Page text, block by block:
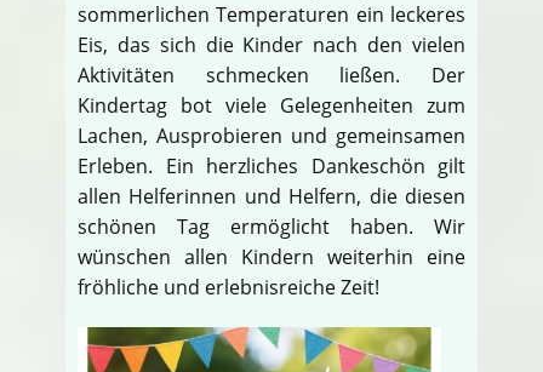
sommerlichen Temperaturen ein leckeres
Eis, das sich die Kinder nach den vielen
Aktivitäten schmecken ließen. Der
Kindertag bot viele Gelegenheiten zum
Lachen, Ausprobieren und gemeinsamen
Erleben. Ein herzliches Dankeschön gilt
allen Helferinnen und Helfern, die diesen
schönen Tag ermöglicht haben. Wir
wünschen allen Kindern weiterhin eine
fröhliche und erlebnisreiche Zeit!